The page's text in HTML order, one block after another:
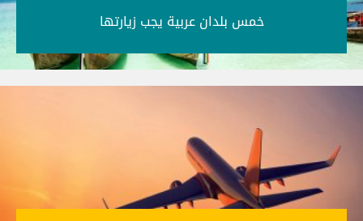
خمس بلدان عربية يجب زيارتها‎